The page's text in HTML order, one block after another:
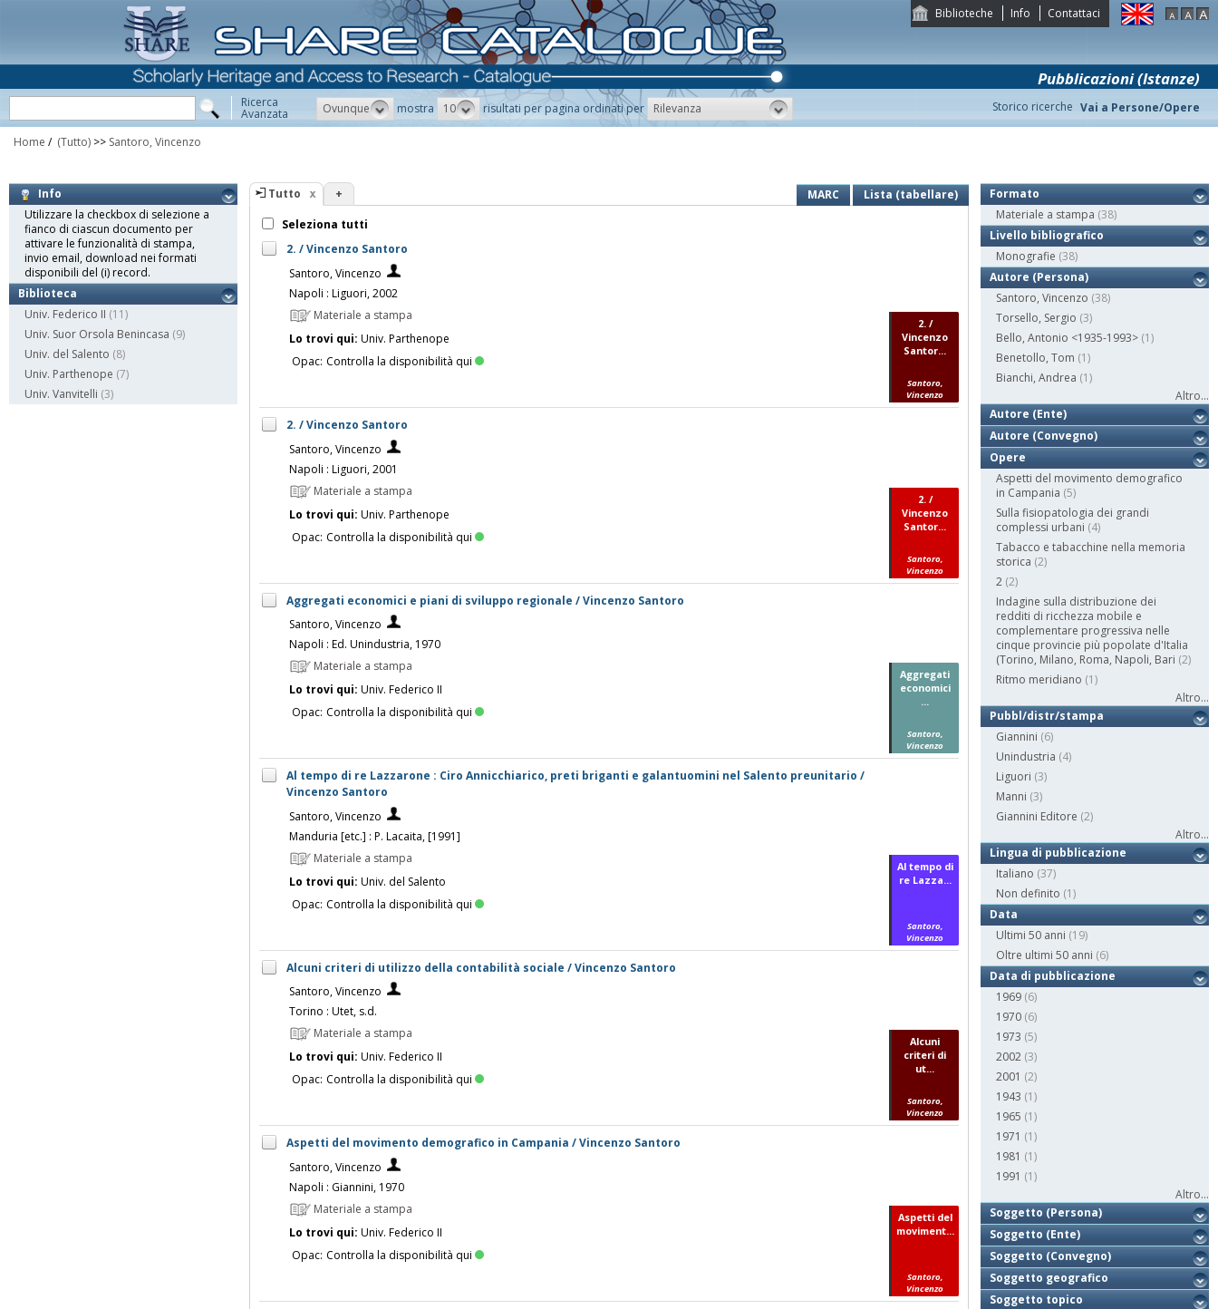
Biblioteche Info Contattaci
Storico ricerche
Pubblicazioni (Istanze)
Ricerca
Avanzata Ovunque mostra 10 risultati per pagina ordinati per Rilevanza Vai a Persone/Opere
Home / (Tutto) >> Santoro, Vincenzo
Info
Utilizzare la checkbox di selezione a
fianco di ciascun documento per
attivare le funzionalità di stampa,
invio email, download nei formati
disponibili del (i) record.
Biblioteca
Univ. Federico II (11)
Univ. Suor Orsola Benincasa (9)
Univ. del Salento (8)
Univ. Parthenope (7)
Univ. Vanvitelli (3)
Tutto + MARC
Lista (tabellare)
Seleziona tutti
2. / Vincenzo Santoro
Santoro, Vincenzo
Napoli : Liguori, 2002
Materiale a stampa
Lo trovi qui: Univ. Parthenope
Opac: Controlla la disponibilità qui
2. /
Vincenzo
Santor...
Santoro,
Vincenzo
2. / Vincenzo Santoro
Santoro, Vincenzo
Napoli : Liguori, 2001
Materiale a stampa
Lo trovi qui: Univ. Parthenope
Opac: Controlla la disponibilità qui
2. /
Vincenzo
Santor...
Santoro,
Vincenzo
Aggregati economici e piani di sviluppo regionale / Vincenzo Santoro
Santoro, Vincenzo
Napoli : Ed. Unindustria, 1970
Materiale a stampa
Lo trovi qui: Univ. Federico II
Opac: Controlla la disponibilità qui
Aggregati
economici
...
Santoro,
Vincenzo
Al tempo di re Lazzarone : Ciro Annicchiarico, preti briganti e galantuomini nel Salento preunitario /
Vincenzo Santoro
Santoro, Vincenzo
Manduria [etc.] : P. Lacaita, [1991]
Materiale a stampa
Lo trovi qui: Univ. del Salento
Opac: Controlla la disponibilità qui
Al tempo di
re Lazza...
Santoro,
Vincenzo
Alcuni criteri di utilizzo della contabilità sociale / Vincenzo Santoro
Santoro, Vincenzo
Torino : Utet, s.d.
Materiale a stampa
Lo trovi qui: Univ. Federico II
Opac: Controlla la disponibilità qui
Alcuni
criteri di
ut...
Santoro,
Vincenzo
Aspetti del movimento demografico in Campania / Vincenzo Santoro
Santoro, Vincenzo
Napoli : Giannini, 1970
Materiale a stampa
Lo trovi qui: Univ. Federico II
Opac: Controlla la disponibilità qui
Aspetti del
moviment...
Santoro,
Vincenzo
Formato
Materiale a stampa (38)
Livello bibliografico
Monografie (38)
Autore (Persona)
Santoro, Vincenzo (38)
Torsello, Sergio (3)
Bello, Antonio <1935-1993> (1)
Benetollo, Tom (1)
Bianchi, Andrea (1)
Altro...
Autore (Ente)
Autore (Convegno)
Opere
Aspetti del movimento demografico
in Campania (5)
Sulla fisiopatologia dei grandi
complessi urbani (4)
Tabacco e tabacchine nella memoria
storica (2)
2 (2)
Indagine sulla distribuzione dei
redditi di ricchezza mobile e
complementare progressiva nelle
cinque provincie più popolate d'Italia
(Torino, Milano, Roma, Napoli, Bari (2)
Ritmo meridiano (1)
Altro...
Pubbl/distr/stampa
Giannini (6)
Unindustria (4)
Liguori (3)
Manni (3)
Giannini Editore (2)
Altro...
Lingua di pubblicazione
Italiano (37)
Non definito (1)
Data
Ultimi 50 anni (19)
Oltre ultimi 50 anni (6)
Data di pubblicazione
1969 (6)
1970 (6)
1973 (5)
2002 (3)
2001 (2)
1943 (1)
1965 (1)
1971 (1)
1981 (1)
1991 (1)
Altro...
Soggetto (Persona)
Soggetto (Ente)
Soggetto (Convegno)
Soggetto geografico
Soggetto topico